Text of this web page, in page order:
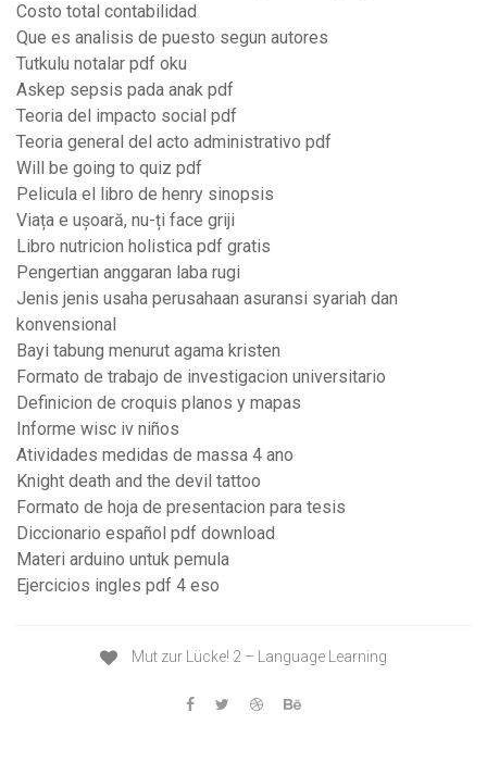
Costo total contabilidad
Que es analisis de puesto segun autores
Tutkulu notalar pdf oku
Askep sepsis pada anak pdf
Teoria del impacto social pdf
Teoria general del acto administrativo pdf
Will be going to quiz pdf
Pelicula el libro de henry sinopsis
Viața e ușoară, nu-ți face griji
Libro nutricion holistica pdf gratis
Pengertian anggaran laba rugi
Jenis jenis usaha perusahaan asuransi syariah dan
konvensional
Bayi tabung menurut agama kristen
Formato de trabajo de investigacion universitario
Definicion de croquis planos y mapas
Informe wisc iv niños
Atividades medidas de massa 4 ano
Knight death and the devil tattoo
Formato de hoja de presentacion para tesis
Diccionario español pdf download
Materi arduino untuk pemula
Ejercicios ingles pdf 4 eso
Mut zur Lücke! 2 – Language Learning